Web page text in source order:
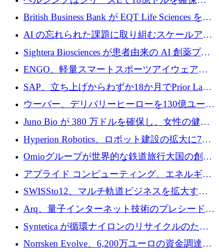
ウーバーはデリバリー・ヒーローを130億ユー
銀行を立ち上げる
British Business Bank が EQT Life Sciences を
2,500 万ユーロのコミットメントで支援
AI の忘れられた課題に取り組むスケールアッ
プを実現: カメラロール
Sightera Biosciences が患者由来の AI 創薬プラ
ットフォームを拡大するために 300 万ユーロ
のプレシードをクローズ
ENGO、軽量スマートスポーツアイウェアの
進歩のために510万ユーロを調達
SAP、立ち上げからわずか18か月でPrior Labs
を10億ユーロ以上の契約で買収
ウーバー、デリバリーヒーローを130億ユーロ
の契約で買収、99か国にまたがるプラットフ
ォームを構築
Juno Bio が 380 万ドルを確保し、女性の健康
専用の初のシーケンスラボを開設
Hyperion Robotics、ロボット建設の拡大に740
万ドルを確保
Omioグループが世界的な鉄道旅行大国の創設
を目指してRail Europeを買収
アプライド コンピューティング、エネルギー
向け基盤 AI の拡張に 2,000 万ドルを調達
SWISSto12、マルチ軌道ビジネスを拡大する
ためにシリーズCで7,000万ドルを調達
Arq、量子インターネット技術のプレシードと
して140万ドルを確保
Syntetica が循環ナイロンのリサイクルのため
にシリーズ A で 3,000 万ドルを調達
Norrsken Evolve、6,200万ユーロの資金調達